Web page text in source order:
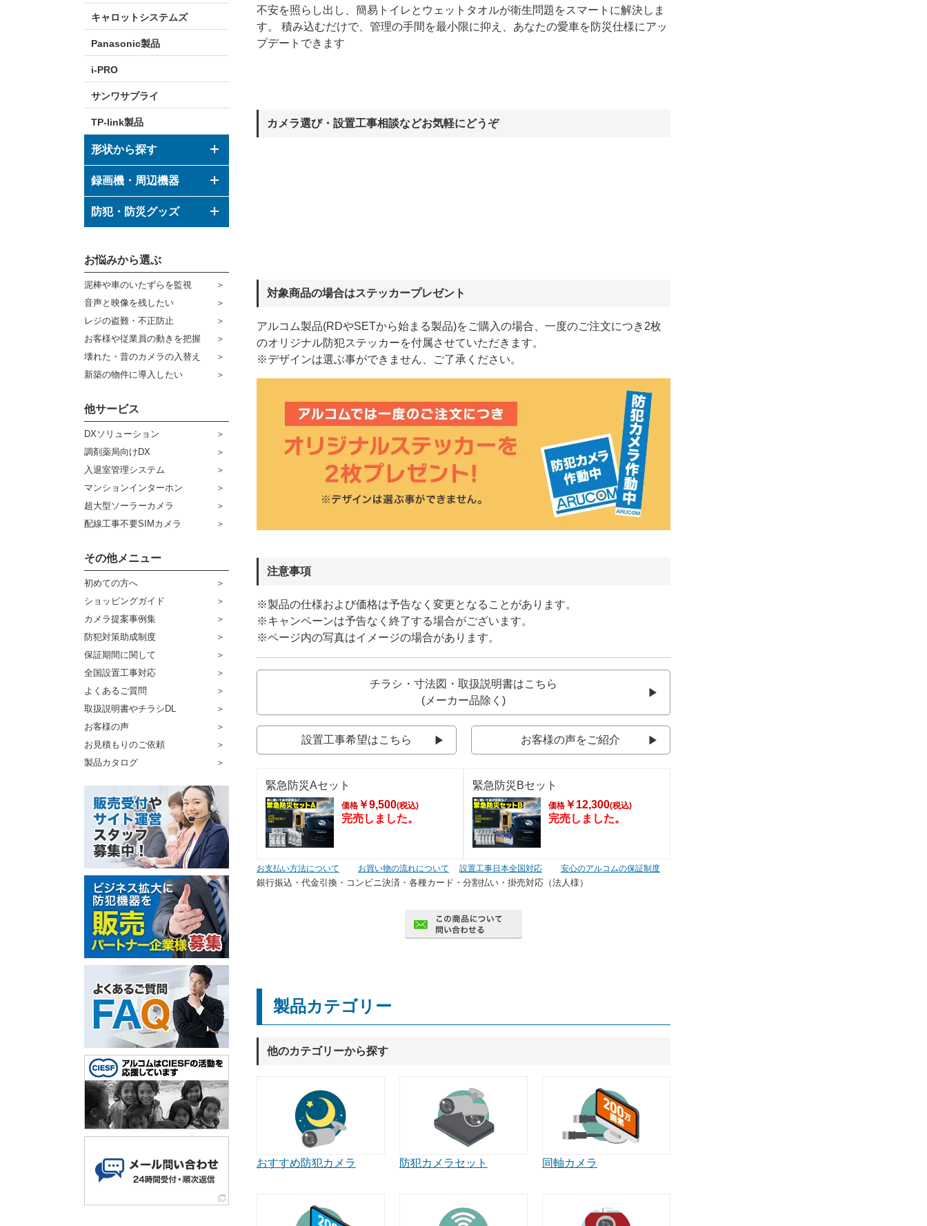
キャロットシステムズ
Panasonic製品
i-PRO
サンワサプライ
TP-link製品
形状から探す
ドーム型カメラ
ボックス型カメラ
その他形状のカメラ
録画機・周辺機器
デジタルレコーダー
ハウジング
ブラケット
ケーブル
コネクター
その他周辺機器
防犯・防災グッズ
防災グッズ
センサーライト・アラーム
防犯ステッカー
宅配ボックス
販売終了商品
お悩みから選ぶ
泥棒や車のいたずらを監視
音声と映像を残したい
レジの盗難・不正防止
お客様や従業員の動きを把握
壊れた・昔のカメラの入替え
新築の物件に導入したい
他サービス
DXソリューション
調剤薬局向けDX
入退室管理システム
マンションインターホン
超大型ソーラーカメラ
配線工事不要SIMカメラ
その他メニュー
初めての方へ
ショッピングガイド
カメラ提案事例集
防犯対策助成制度
保証期間に関して
全国設置工事対応
よくあるご質問
取扱説明書やチラシDL
お客様の声
お見積もりのご依頼
製品カタログ
不安を照らし出し、簡易トイレとウェットタオルが衛生問題をスマートに解決しま
す。 積み込むだけで、管理の手間を最小限に抑え、あなたの愛車を防災仕様にアッ
プデートできます
カメラ選び・設置工事相談などお気軽にどうぞ
対象商品の場合はステッカープレゼント
アルコム製品(RDやSETから始まる製品)をご購入の場合、一度のご注文につき2枚
のオリジナル防犯ステッカーを付属させていただきます。
※デザインは選ぶ事ができません、ご了承ください。
注意事項
※製品の仕様および価格は予告なく変更となることがあります。
※キャンペーンは予告なく終了する場合がございます。
※ページ内の写真はイメージの場合があります。
チラシ・寸法図・取扱説明書はこちら
(メーカー品除く)
設置工事希望はこちら お客様の声をご紹介
緊急防災Aセット
価格￥9,500(税込)
完売しました。
緊急防災Bセット
価格￥12,300(税込)
完売しました。
お支払い方法について お買い物の流れについて 設置工事日本全国対応 安心のアルコムの保証制度
銀行振込・代金引換・コンビニ決済・ 各種カード・分割払い・掛売対応（法人様）
製品カテゴリー
他のカテゴリーから探す
おすすめ防犯カメラ 防犯カメラセット 同軸カメラ